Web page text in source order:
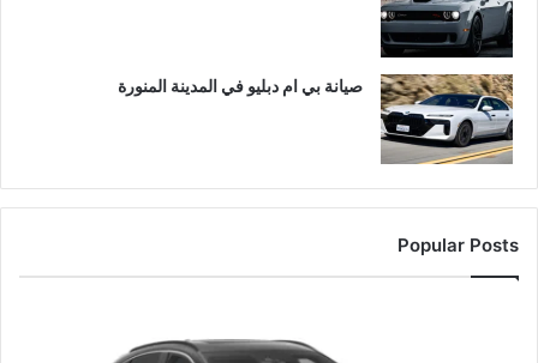
صيانة بي ام دبليو في المدينة المنورة
Popular Posts